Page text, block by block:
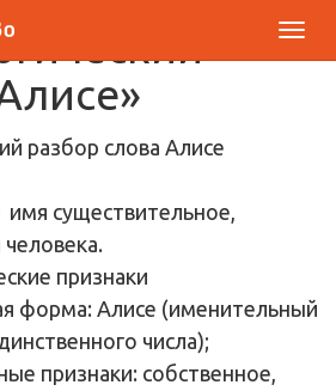
существительное,
признаки
форма: Алисе (именительный
числа);
признаки: собственное,